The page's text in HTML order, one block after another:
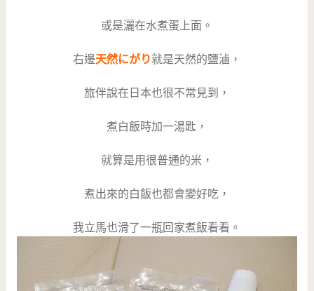
或是灑在水煮蛋上面。
右邊天然にがり就是天然的鹽滷，
旅伴說在日本也很不常見到，
煮白飯時加一湯匙，
就算是用很普通的米，
煮出來的白飯也都會變好吃，
我立馬也滑了一瓶回家煮飯看看。